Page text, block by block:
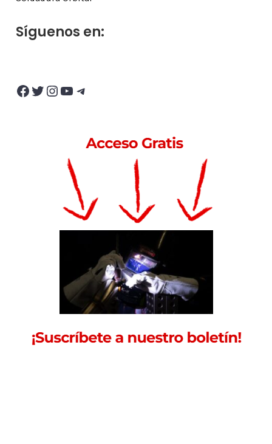
Síguenos en:
Facebook Twitter InstagramYouTube Telegram